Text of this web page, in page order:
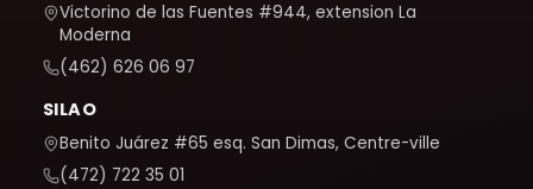
Victorino de las Fuentes #944, extension La
Moderna
(462) 626 06 97
SILAO
Benito Juárez #65 esq. San Dimas, Centre-ville
(472) 722 35 01